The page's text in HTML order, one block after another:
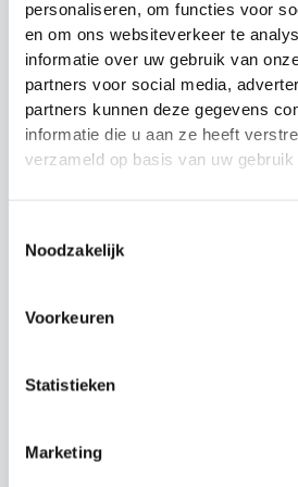
personaliseren, om functies voor
en om ons websiteverkeer te
informatie over uw gebruik van
partners voor social media,
partners kunnen deze gegevens
informatie die u aan ze heeft
verzameld op basis van uw
Noodzakelijk
Voorkeuren
Statistieken
Marketing
Frisbee Aerobie Pro
Ring
Budget tussen €10 en
€20